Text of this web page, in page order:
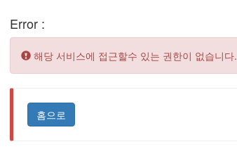
Error :
Error:
해당 서비스에 접근할수 있는 권한이 없습니다.
홈으로